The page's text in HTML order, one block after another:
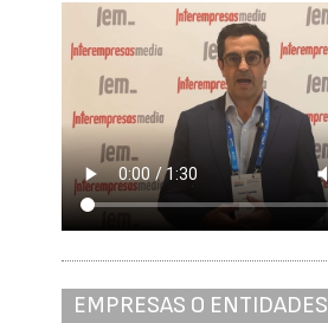
EMPRESAS O ENTIDADES